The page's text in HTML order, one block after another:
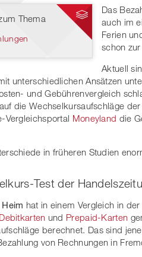
Thema
Das
auch im
Ferien
schon
Aktuell
unterschiedlichen Ansätzen
und Gebührenvergleich
die Wechselkursaufschläge
Vergleichsportal Moneyland die
in früheren Studien
Test der
hat in einem Vergleich in der
Debitkarten und Prepaid-Karten
berechnet. Das sind
von Rechnungen in